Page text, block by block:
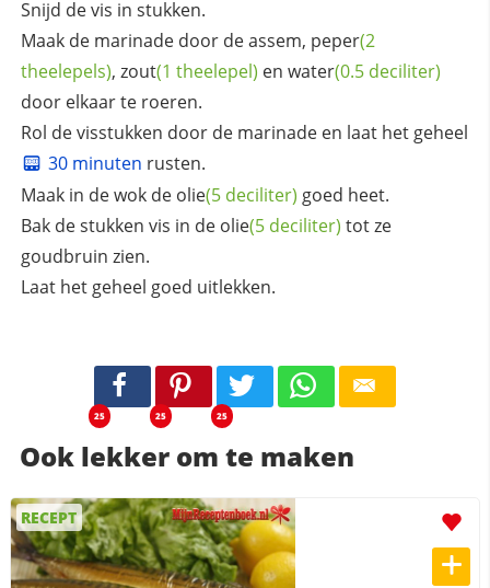
Snijd de vis in stukken.
Maak de marinade door de assem, peper(2
theelepels), zout(1 theelepel) en water(0.5 deciliter)
door elkaar te roeren.
Rol de visstukken door de marinade en laat het geheel
30 minuten rusten.
Maak in de wok de olie(5 deciliter) goed heet.
Bak de stukken vis in de olie(5 deciliter) tot ze
goudbruin zien.
Laat het geheel goed uitlekken.
25 25 25
Ook lekker om te maken
RECEPT